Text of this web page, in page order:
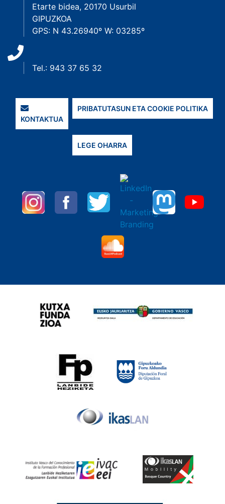
Etarte bidea, 20170 Usurbil
GIPUZKOA
GPS: N 43.26940º W: 03285º
Tel.: 943 37 65 32
KONTAKTUA
PRIBATUTASUN ETA COOKIE POLITIKA
LEGE OHARRA